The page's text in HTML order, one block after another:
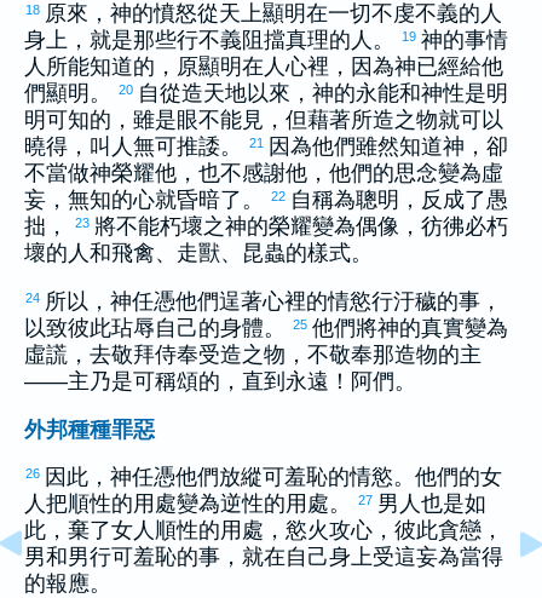
18 原來，神的憤怒從天上顯明在一切不虔不義的人
身上，就是那些行不義阻擋真理的人。
19 神的事情
人所能知道的，原顯明在人心裡，因為神已經給他
們顯明。
20 自從造天地以來，神的永能和神性是明
明可知的，雖是眼不能見，但藉著所造之物就可以
曉得，叫人無可推諉。
21
因為他們雖然知道神，卻
不當做神榮耀他，也不感謝他，他們的思念變為虛
妄，無知的心就昏暗了。
22 自稱為聰明，反成了愚
拙，
23 將不能朽壞之神的榮耀變為偶像，彷彿必朽
壞的人和飛禽、走獸、昆蟲的樣式。
24 所以，神任憑他們逞著心裡的情慾行汙穢的事，
以致彼此玷辱自己的身體。
25 他們將神的真實變為
虛謊，去敬拜侍奉受造之物，不敬奉那造物的主
——主乃是可稱頌的，直到永遠！阿們。
外邦種種罪惡
26 因此，神任憑他們放縱可羞恥的情慾。他們的女
人把順性的用處變為逆性的用處。
27 男人也是如
此，棄了女人順性的用處，慾火攻心，彼此貪戀，
男和男行可羞恥的事，就在自己身上受這妄為當得
的報應。